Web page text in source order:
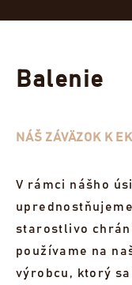
Balenie
NÁŠ ZÁVÄZOK K
V rámci nášho
starostlivo
používame na
výrobcu, ktorý